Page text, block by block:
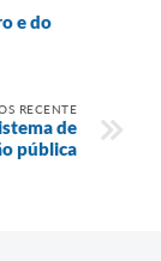
e do
RECENTE
de
pública